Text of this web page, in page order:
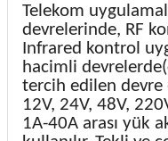
Telekom
devrelerinde, RF
Infrared kontrol
hacimli
tercih edilen devre
12V, 24V, 48V,
1A-40A arası yük